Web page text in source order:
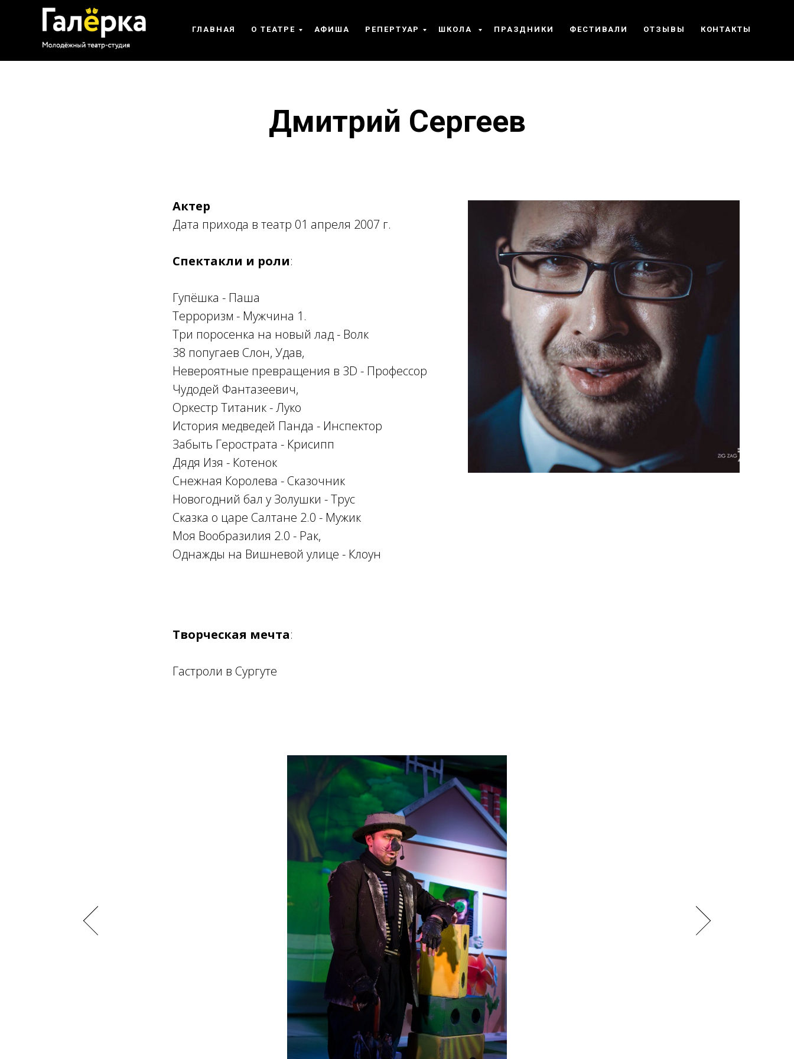
ГЛАВНАЯ О ТЕАТРЕ АФИША РЕПЕРТУАР ШКОЛА ПРАЗДНИКИ ФЕСТИВАЛИ ОТЗЫВЫ КОНТАКТЫ
Дмитрий Сергеев
Актер
Дата прихода в театр 01 апреля 2007 г.
Спектакли и роли:
Гупёшка - Паша
Терроризм - Мужчина 1.
Три поросенка на новый лад - Волк
38 попугаев Слон, Удав,
Невероятные превращения в 3D - Профессор
Чудодей Фантазеевич,
Оркестр Титаник - Луко
История медведей Панда - Инспектор
Забыть Герострата - Крисипп
Дядя Изя - Котенок
Снежная Королева - Сказочник
Новогодний бал у Золушки - Трус
Сказка о царе Салтане 2.0 - Мужик
Моя Вообразилия 2.0 - Рак,
Однажды на Вишневой улице - Клоун
Творческая мечта:
Гастроли в Сургуте